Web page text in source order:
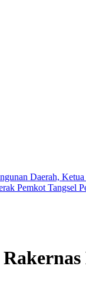
Daerah,
Pemkot Tangsel